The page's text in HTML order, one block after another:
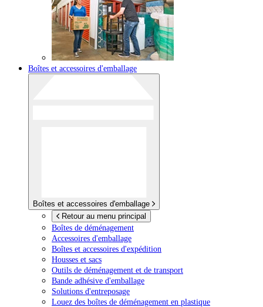
Boîtes et accessoires d'emballage
Boîtes et accessoires d'emballage
Retour au menu principal
Boîtes de déménagement
Accessoires d'emballage
Boîtes et accessoires d'expédition
Housses et sacs
Outils de déménagement et de transport
Bande adhésive d'emballage
Solutions d'entreposage
Louez des boîtes de déménagement en plastique